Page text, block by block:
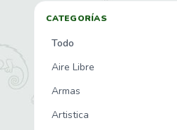
CATEGORÍAS
Todo
Aire Libre
Armas
Artistica